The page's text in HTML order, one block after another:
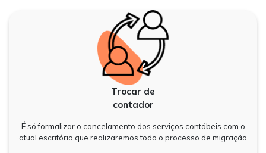
Trocar de
contador
É só formalizar o cancelamento dos serviços contábeis com o
atual escritório que realizaremos todo o processo de migração